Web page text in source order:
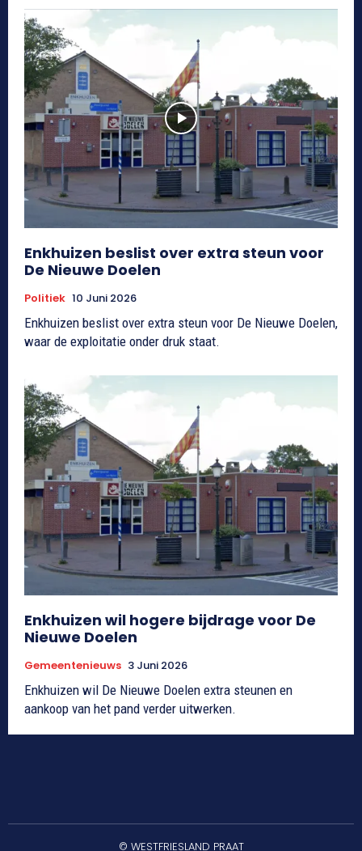
Enkhuizen beslist over extra steun voor
De Nieuwe Doelen
Politiek 10 Juni 2026
Enkhuizen beslist over extra steun voor De Nieuwe Doelen,
waar de exploitatie onder druk staat.
Enkhuizen wil hogere bijdrage voor De
Nieuwe Doelen
Gemeentenieuws 3 Juni 2026
Enkhuizen wil De Nieuwe Doelen extra steunen en
aankoop van het pand verder uitwerken.
© WESTFRIESLAND PRAAT